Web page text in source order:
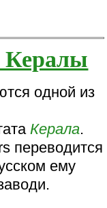
Кералы
одной из
Керала.
переводится
ему